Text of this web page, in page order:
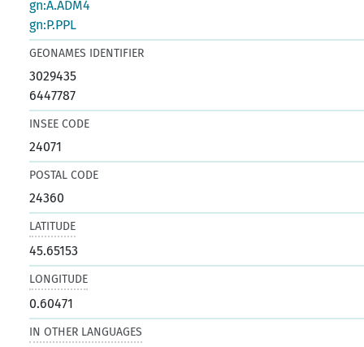
gn:A.ADM4
gn:P.PPL
GEONAMES IDENTIFIER
3029435
6447787
INSEE CODE
24071
POSTAL CODE
24360
LATITUDE
45.65153
LONGITUDE
0.60471
IN OTHER LANGUAGES